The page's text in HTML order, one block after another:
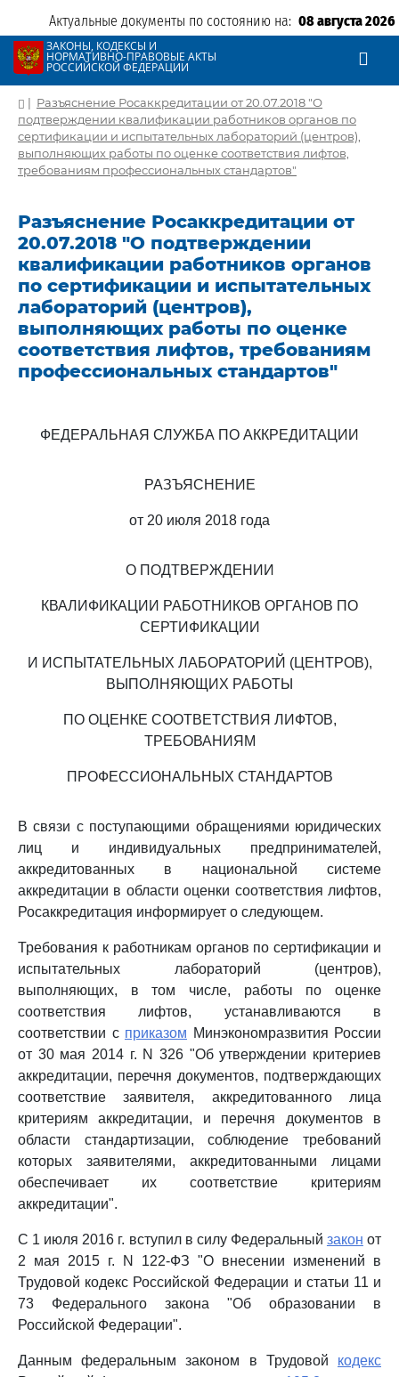
Актуальные документы по состоянию на: 08 августа 2026
ЗАКОНЫ, КОДЕКСЫ И
НОРМАТИВНО-ПРАВОВЫЕ АКТЫ
РОССИЙСКОЙ ФЕДЕРАЦИИ
| Разъяснение Росаккредитации от 20.07.2018 "О
подтверждении квалификации работников органов по
сертификации и испытательных лабораторий (центров),
выполняющих работы по оценке соответствия лифтов,
требованиям профессиональных стандартов"
Разъяснение Росаккредитации от
20.07.2018 "О подтверждении
квалификации работников органов
по сертификации и испытательных
лабораторий (центров),
выполняющих работы по оценке
соответствия лифтов, требованиям
профессиональных стандартов"
ФЕДЕРАЛЬНАЯ СЛУЖБА ПО АККРЕДИТАЦИИ
РАЗЪЯСНЕНИЕ
от 20 июля 2018 года
О ПОДТВЕРЖДЕНИИ
КВАЛИФИКАЦИИ РАБОТНИКОВ ОРГАНОВ ПО
СЕРТИФИКАЦИИ
И ИСПЫТАТЕЛЬНЫХ ЛАБОРАТОРИЙ (ЦЕНТРОВ),
ВЫПОЛНЯЮЩИХ РАБОТЫ
ПО ОЦЕНКЕ СООТВЕТСТВИЯ ЛИФТОВ,
ТРЕБОВАНИЯМ
ПРОФЕССИОНАЛЬНЫХ СТАНДАРТОВ
В связи с поступающими обращениями юридических
лиц и индивидуальных предпринимателей,
аккредитованных в национальной системе
аккредитации в области оценки соответствия лифтов,
Росаккредитация информирует о следующем.
Требования к работникам органов по сертификации и
испытательных лабораторий (центров),
выполняющих, в том числе, работы по оценке
соответствия лифтов, устанавливаются в
соответствии с приказом Минэкономразвития России
от 30 мая 2014 г. N 326 "Об утверждении критериев
аккредитации, перечня документов, подтверждающих
соответствие заявителя, аккредитованного лица
критериям аккредитации, и перечня документов в
области стандартизации, соблюдение требований
которых заявителями, аккредитованными лицами
обеспечивает их соответствие критериям
аккредитации".
С 1 июля 2016 г. вступил в силу Федеральный закон от
2 мая 2015 г. N 122-ФЗ "О внесении изменений в
Трудовой кодекс Российской Федерации и статьи 11 и
73 Федерального закона "Об образовании в
Российской Федерации".
Данным федеральным законом в Трудовой кодекс